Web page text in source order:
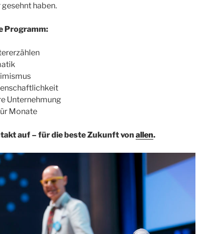
haben.
Programm:
Unternehmung
Monate
auf – für die beste Zukunft von allen.